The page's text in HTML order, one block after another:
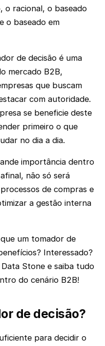
o racional, o baseado
o baseado em
de decisão é uma
mercado B2B,
que buscam
com autoridade.
se beneficie deste
primeiro o que
no dia a dia.
importância dentro
não só será
de compras e
a gestão interna
um tomador de
Interessado?
Stone e saiba tudo
do cenário B2B!
de decisão?
para decidir o